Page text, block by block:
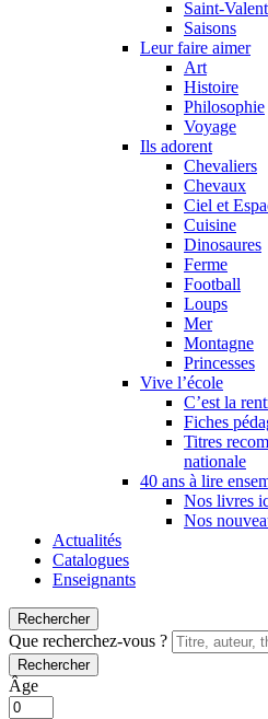
Saint-
Saisons
Leur faire aimer
Art
Histoire
Philosophie
Voyage
Ils adorent
Chevaliers
Chevaux
Ciel et
Cuisine
Dinosaures
Ferme
Football
Loups
Mer
Montagne
Princesses
Vive l’école
C’est la
Fiches
Titres
nationale
40 ans à lire
Nos livres
Nos
Actualités
Catalogues
Enseignants
Rechercher
Que recherchez-vous ?
Rechercher
Âge